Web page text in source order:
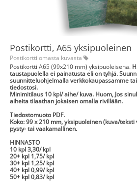
Postikortti, A65 yksipuoleinen
Postikortti omasta kuvasta
Postikortti A65 (99x210 mm) yksipuoleisena.
taustapuolella ei painatusta eli on tyhjä.
suunnitteluohjelmalla verkkokaupassamme
tiedostosi.
Minimitilaus 10 kpl/ aihe/ kuva. Huom, Jos
aiheita tilaathan jokaisen omalla rivillään.
Tiedostomuoto PDF.
Koko: 99 x 210 mm, yksipuoleinen (kuva/
pysty- tai vaakamallinen.
HINNASTO
10 kpl 3,30/ kpl
20+ kpl 1,75/ kpl
30+ kpl 1,25/ kpl
40+ kpl 0,99/ kpl
50+ kpl 0,83/ kpl